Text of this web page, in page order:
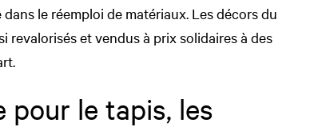
le réemploi de matériaux. Les décors du
revalorisés et vendus à prix solidaires à des
pour le tapis, les